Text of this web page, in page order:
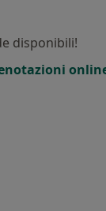
disponibili!